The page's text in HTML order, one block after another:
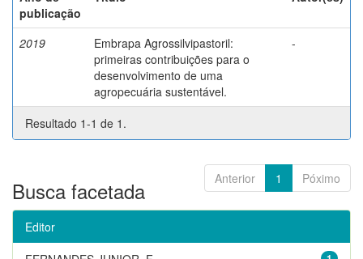
publicação
2019
Embrapa Agrossilvipastoril:
primeiras contribuições para o
desenvolvimento de uma
agropecuária sustentável.
-
Resultado 1-1 de 1.
Anterior 1 Póximo
Busca facetada
Editor